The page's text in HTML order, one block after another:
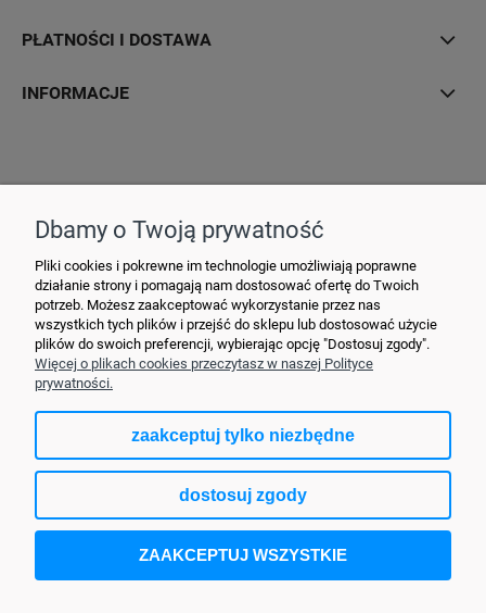
PŁATNOŚCI I DOSTAWA
INFORMACJE
+48790635548• MAIL: ydypl
Sklep internetowy Shoper.pl
Dbamy o Twoją prywatność
Pliki cookies i pokrewne im technologie umożliwiają poprawne
działanie strony i pomagają nam dostosować ofertę do Twoich
potrzeb. Możesz zaakceptować wykorzystanie przez nas
wszystkich tych plików i przejść do sklepu lub dostosować użycie
plików do swoich preferencji, wybierając opcję "Dostosuj zgody".
Więcej o plikach cookies przeczytasz w naszej Polityce
prywatności.
zaakceptuj tylko niezbędne
dostosuj zgody
ZAAKCEPTUJ WSZYSTKIE